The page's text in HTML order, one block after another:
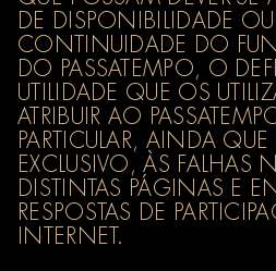
DE DISPONIBILIDADE
CONTINUIDADE DO
DO PASSATEMPO, O
UTILIDADE QUE OS
ATRIBUIR AO
PARTICULAR, AINDA
EXCLUSIVO, ÀS FALHAS
DISTINTAS PÁGINAS E
RESPOSTAS DE
INTERNET.